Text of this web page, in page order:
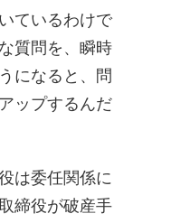
ているわけで
質問を、瞬時
になると、問
ップするんだ
は委任関係に
締役が破産手